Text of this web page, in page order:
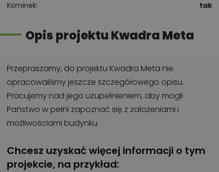
Kominek
tak
Opis projektu Kwadra Meta
Przepraszamy, do projektu Kwadra Meta nie
opracowaliśmy jeszcze szczegółowego opisu.
Pracujemy nad jego uzupełnieniem, aby mogli
Państwo w pełni zapoznać się z założeniami i
możliwościami budynku.
Chcesz uzyskać więcej informacji o tym
projekcie, na przykład: